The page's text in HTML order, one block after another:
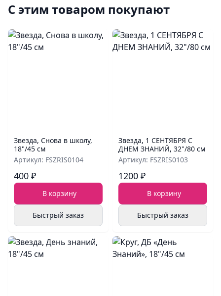
С этим товаром покупают
Звезда, Снова в школу,
18"/45 см
Артикул: FSZRIS0104
400 ₽
В корзину
Быстрый заказ
Звезда, 1 СЕНТЯБРЯ С
ДНЕМ ЗНАНИЙ, 32"/80 см
Артикул: FSZRIS0103
1200 ₽
В корзину
Быстрый заказ